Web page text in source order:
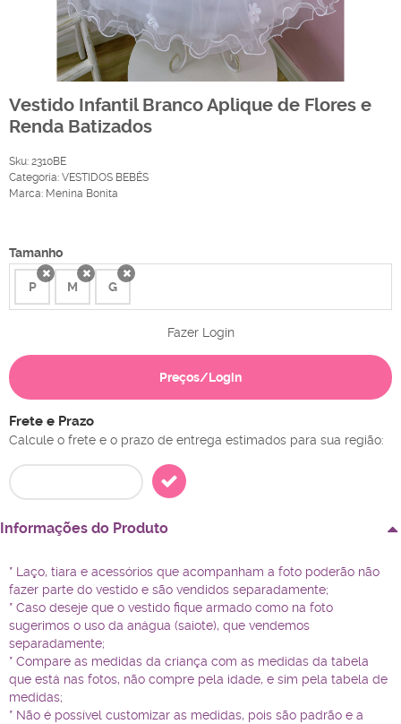
Vestido Infantil Branco Aplique de Flores e
Renda Batizados
Sku: 2310BE
Categoria: VESTIDOS BEBÊS
Marca: Menina Bonita
Tamanho
P M G
Fazer Login
Preços/Login
Frete e Prazo
Calcule o frete e o prazo de entrega estimados para sua região:
Informações do Produto
* Laço, tiara e acessórios que acompanham a foto poderão não
fazer parte do vestido e são vendidos separadamente;
* Caso deseje que o vestido fique armado como na foto
sugerimos o uso da anágua (saiote), que vendemos
separadamente;
* Compare as medidas da criança com as medidas da tabela
que está nas fotos, não compre pela idade, e sim pela tabela de
medidas;
* Não é possível customizar as medidas, pois são padrão e a